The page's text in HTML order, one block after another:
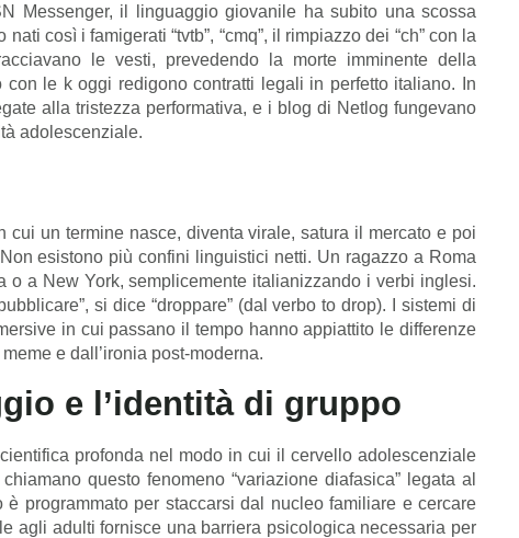
Messenger, il linguaggio giovanile ha subito una scossa
così i famigerati “tvtb”, “cmq”, il rimpiazzo dei “ch” con la
le vesti, prevedendo la morte imminente della
le k oggi redigono contratti legali in perfetto italiano. In
alla tristezza performativa, e i blog di Netlog fungevano
adolescenziale.
un termine nasce, diventa virale, satura il mercato e poi
esistono più confini linguistici netti. Un ragazzo a Roma
a New York, semplicemente italianizzando i verbi inglesi.
si dice “droppare” (dal verbo to drop). I sistemi di
in cui passano il tempo hanno appiattito le differenze
e dall’ironia post-moderna.
e l’identità di gruppo
profonda nel modo in cui il cervello adolescenziale
questo fenomeno “variazione diafasica” legata al
programmato per staccarsi dal nucleo familiare e cercare
agli adulti fornisce una barriera psicologica necessaria per